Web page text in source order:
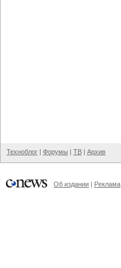
Техноблог | Форумы | ТВ | Архив
Об издании | Реклама